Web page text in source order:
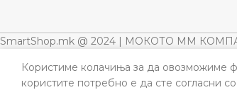
SmartShop.mk @ 2024 | МОКОТО ММ
Користиме колачиња за да овозможиме
користите потребно е да сте согласни